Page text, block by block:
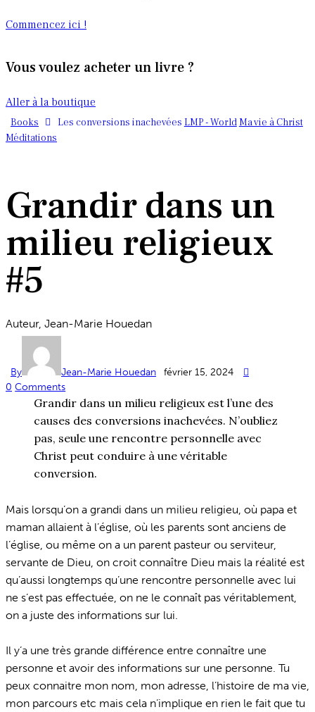
Commencez ici !
Vous voulez acheter un livre ?
Aller à la boutique
Books Les conversions inachevées LMP - World Ma vie à Christ
Méditations
Grandir dans un
milieu religieux
#5
Auteur, Jean-Marie Houedan
By Jean-Marie Houedan
février 15, 2024
0 Comments
Grandir dans un milieu religieux est l’une des
causes des conversions inachevées. N’oubliez
pas, seule une rencontre personnelle avec
Christ peut conduire à une véritable
conversion.
Mais lorsqu’on a grandi dans un milieu religieu, où papa et
maman allaient à l’église, où les parents sont anciens de
l’église, ou même on a un parent pasteur ou serviteur,
servante de Dieu, on croit connaître Dieu mais la réalité est
qu’aussi longtemps qu’une rencontre personnelle avec lui
ne s’est pas effectuée, on ne le connaît pas véritablement,
on a juste des informations sur lui.
Il y’a une très grande différence entre connaître une
personne et avoir des informations sur une personne. Tu
peux connaitre mon nom, mon adresse, l’histoire de ma vie,
mon parcours etc mais cela n’implique en rien le fait que tu